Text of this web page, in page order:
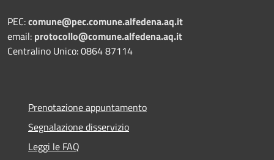
PEC:comune@pec.comune.alfedena.aq.it
email: protocollo@comune.alfedena.aq.it
Centralino Unico: 0864 87114
Prenotazione appuntamento
Segnalazione disservizio
Leggi le FAQ